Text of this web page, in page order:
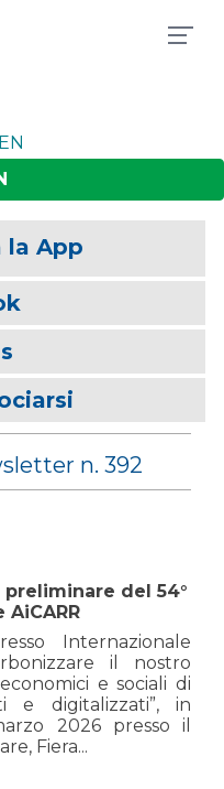
EN
la App
n. 392
del 54°
Internazionale
il nostro
e sociali di
e digitalizzati”, in
2026 presso il
Fiera...